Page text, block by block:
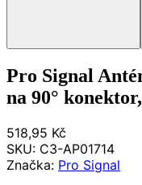
Pro Signal
na 90°
518,95 Kč
SKU: C3-AP01714
Značka: Pro Signal